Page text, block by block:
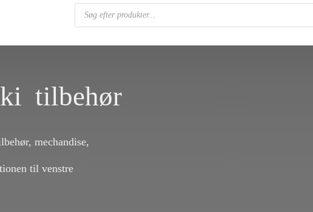
Products
search
tilbehør
mechandise,
til venstre